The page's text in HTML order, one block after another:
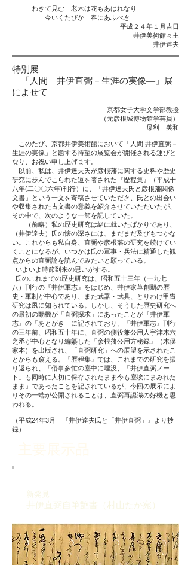
わきて見む 老木は花もあはれなり
今いくたびか 春にあふべき
平成２４年１月吉日
井伊美術館々主
井伊達夫
特別展
「人間 井伊直弼－生涯の実像―」展
によせて
京都女子大学文学部教授
（元彦根城博物館学芸員）
母利 美和
このたび、京都井伊美術館において「人間 井伊直弼－
生涯の実像」と題する待望の展覧会が開催される運びと
なり、お祝い申し上げます。
以前、私は、井伊達夫氏が彦根藩に関する史料や歴史
研究に歩んでこられた道を著された『歴程集』（平成十
八年(二〇〇六年)刊行）に、「井伊達夫氏と彦根藩関係
文書」という一文を寄稿させていただき、氏との出会い
や収集された古文書の意義を紹介させていただいたが、
その中で、次のような一節を記していた。
（前略）私の歴史研究は緒に就いたばかりであり、
（井伊達夫）氏の懐の深さには、まだまだ及びもつかな
い。これからも私自身、直弼や彦根藩の研究を続けてい
くことになるが、いつかは氏の軍事・兵法に精通した観
点からの直弼論を読んでみたいと願っている。
いよいよ時節到来の思いがする。
氏のこれまでの歴史研究は、昭和五十三年（一九七
八）刊行の『井伊軍志』をはじめ、井伊家草創期の歴
史・軍制が中心であり、また武器・武具、とりわけ甲冑
研究は夙に知られている。しかし、そうした歴史研究へ
の最初の動機が「直弼探求」にあったことが『井伊軍
志』の「あとがき」に記されており、『井伊軍志』刊行
の三年前、昭和五十年に、直弼の側役兼公用人宇津木六
之丞が中心となり編纂した『彦根藩公用方秘録』（木俣
家本）を出版され、「直弼研究」への展望を示されたこ
とからも窺える。『歴程集』では、これまでの研究を振
り返られ、「俗事多忙の塵中に埋没、「井伊直弼ノー
ト」も同時に大切に保存されたまま今も塵埃にまみれた
まま」であったことを記されているが、今回の展示によ
りその一端が公開されることは、直弼再認識の好機と思
われる。
（平成24年3月 『井伊達夫氏と「井伊直弼」』より抄
録）
新発見
井伊直弼自筆艶書（村山たか宛）